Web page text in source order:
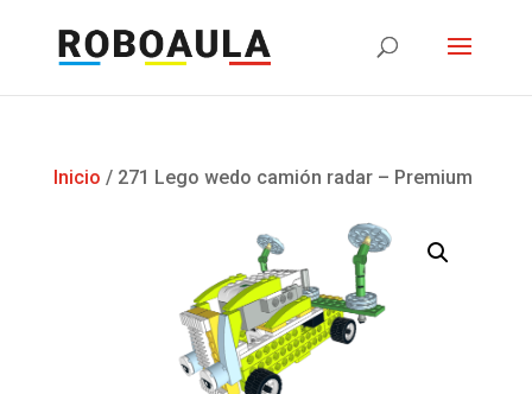
Inicio / 271 Lego wedo camión radar – Premium